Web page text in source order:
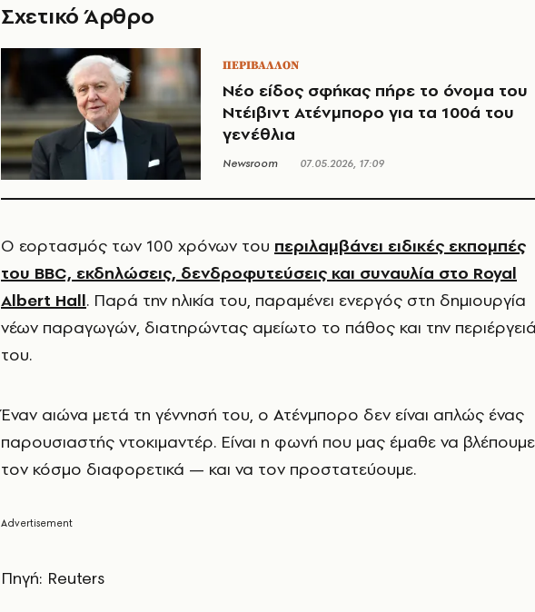
Σχετικό Άρθρο
ΠΕΡΙΒΑΛΛΟΝ
Νέο είδος σφήκας πήρε το όνομα του
Ντέιβιντ Ατένμπορο για τα 100ά του
γενέθλια
Newsroom 07.05.2026, 17:09
Ο εορτασμός των 100 χρόνων του περιλαμβάνει ειδικές εκπομπές
του BBC, εκδηλώσεις, δενδροφυτεύσεις και συναυλία στο Royal
Albert Hall. Παρά την ηλικία του, παραμένει ενεργός στη δημιουργία
νέων παραγωγών, διατηρώντας αμείωτο το πάθος και την
του.
Έναν αιώνα μετά τη γέννησή του, ο Ατένμπορο δεν είναι απλώς ένας
παρουσιαστής ντοκιμαντέρ. Είναι η φωνή που μας έμαθε να βλέπουμε
τον κόσμο διαφορετικά — και να τον προστατεύουμε.
Πηγή: Reuters